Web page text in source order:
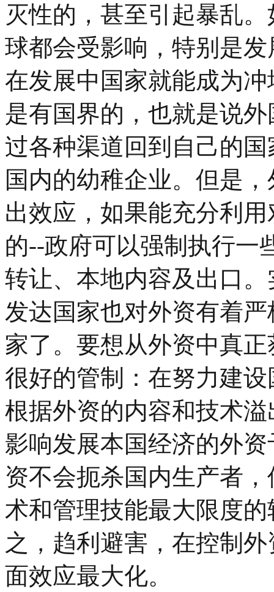
灭性的，甚至引起暴乱
球都会受影响，特别是
在发展中国家就能成为
是有国界的，也就是说
过各种渠道回到自己的
国内的幼稚企业。但是
出效应，如果能充分利
的--政府可以强制执行一
转让、本地内容及出口
发达国家也对外资有着
家了。要想从外资中真
很好的管制：在努力建
根据外资的内容和技术
影响发展本国经济的外
资不会扼杀国内生产者
术和管理技能最大限度
之，趋利避害，在控制
面效应最大化。